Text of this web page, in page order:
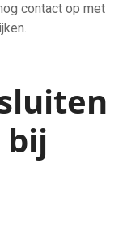
contact op met
bij